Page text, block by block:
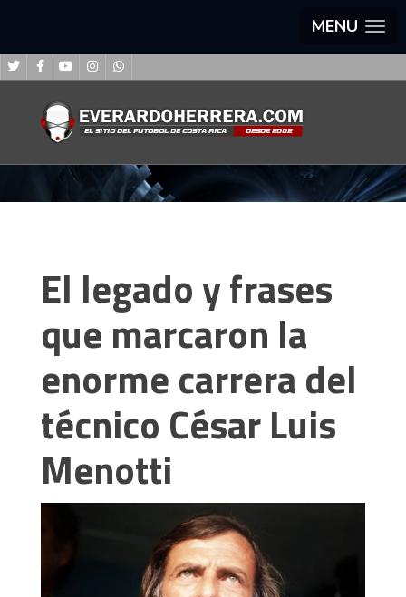
MENU
El legado y frases
que marcaron la
enorme carrera del
técnico César Luis
Menotti